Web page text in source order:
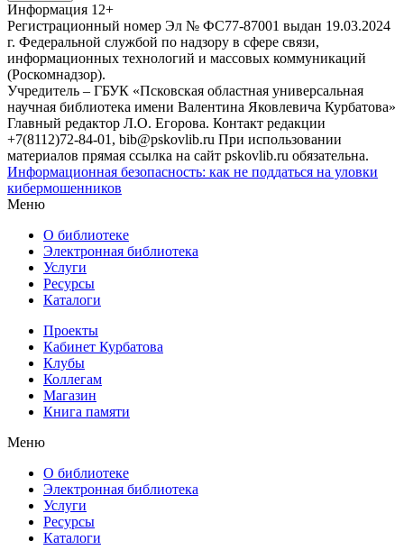
Информация 12+
Регистрационный номер Эл № ФС77-87001 выдан 19.03.2024
г. Федеральной службой по надзору в сфере связи,
информационных технологий и массовых коммуникаций
(Роскомнадзор).
Учредитель – ГБУК «Псковская областная универсальная
научная библиотека имени Валентина Яковлевича Курбатова»
Главный редактор Л.О. Егорова. Контакт редакции
+7(8112)72-84-01, bib@pskovlib.ru При использовании
материалов прямая ссылка на сайт pskovlib.ru обязательна.
Информационная безопасность: как не поддаться на уловки
кибермошенников
Меню
О библиотеке
Электронная библиотека
Услуги
Ресурсы
Каталоги
Проекты
Кабинет Курбатова
Клубы
Коллегам
Магазин
Книга памяти
Меню
О библиотеке
Электронная библиотека
Услуги
Ресурсы
Каталоги